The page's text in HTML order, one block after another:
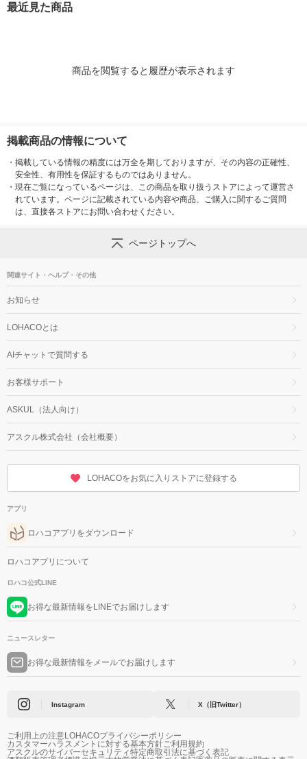
最近見た商品
商品を閲覧すると履歴が表示されます
掲載商品の情報について
・ 掲載している情報の精度には万全を期しておりますが、その内容の正確性、
安全性、有用性を保証するものではありません。
・ 現在ご覧になっているページは、この商品を取り扱うストアによって運営さ
れています。ページに記載されている内容や商品、ご購入に関するご質問
は、直接各ストアにお問い合わせください。
ページトップへ
関連サイト・ヘルプ・その他
お知らせ
LOHACOとは
AIチャットで質問する
お客様サポート
ASKUL（法人向け）
アスクル株式会社（会社概要）
LOHACOをお気に入りストアに登録する
アプリ
ロハコアプリをダウンロード
ロハコアプリについて
ロハコ公式LINE
お得な最新情報をLINEでお届けします
ニュースレター
お得な最新情報をメールでお届けします
Instagram X（旧Twitter）
ご利用上の注意LOHACOプライバシーポリシー
カスタマーハラスメントに対する基本方針ご利用規約
アスクルのサイバーセキュリティ特定商取引法に基づく表記